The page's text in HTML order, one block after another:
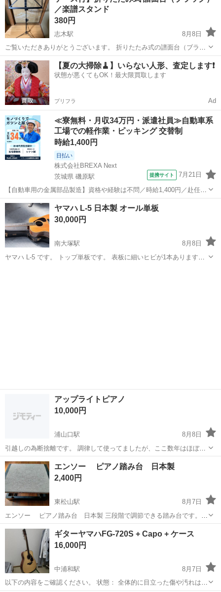
／楽譜スタンド
380円
志木駅
8月8日
ご覧いただきありがとうございます。 折りたたみ式の譜面台（ブラッ
ク）です。 使用しなくなったため、お譲りいたします。 ■ 商品内容
・譜面台本体 ・持ち運び用専用ソフトケース（肩掛けストラップ付
き） ■ 特徴 ・軽量でコンパ...
埼玉 志木市 志木駅 その他
【夏の大掃除🧹】いらない人形、査定します❗️
状態が悪くてもOK！最大限買取します
プリフラ Ad
≪寮無料・月収34万円・派遣社員≫自動車系
工場での軽作業・ピッキング 交替制
時給1,400円
日払い
株式会社BREXA Next
茨城県 磯原駅
提携サイト 7月21日
【自動車用の金属部品製造】資格や経験は不問／時給1,400円／赴任旅
費会社負担／正社員登用のチャンスあり／食堂利用可能／マイカー通
勤OK《茨城県茨城市》 人気の工場のお仕事 ◇トラックの金属部品の
製造◇ ★トラックの金属...
茨城 北茨城市 磯原駅 その他
ヤマハ L-5 日本製 オール単板
30,000円
南大塚駅
8月8日
ヤマハ L-5 です。 トップ単板です。 表板に細いヒビが1本あります。
アップライトピアノ
10,000円
浦山口駅
8月8日
引越しの為断捨離です。 調律して使ってましたが、ここ数年はほぼ使
ってません。
埼玉 秩父市 楽器 アップライトピアノ
エンソー ピアノ踏み台 日本製
2,400円
東松山駅
8月7日
エンソー ピアノ踏み台 日本製 三段階で調節できる踏み台です。
使用品ですが高さの切り替えは 問題なく、スムーズに行えます。
埼玉 東松山市 東松山駅
ギターヤマハFG-720S + Capo + ケース
16,000円
中浦和駅
8月7日
以下の内容をご確認ください。 状態： 全体的に目立った傷や汚れはな